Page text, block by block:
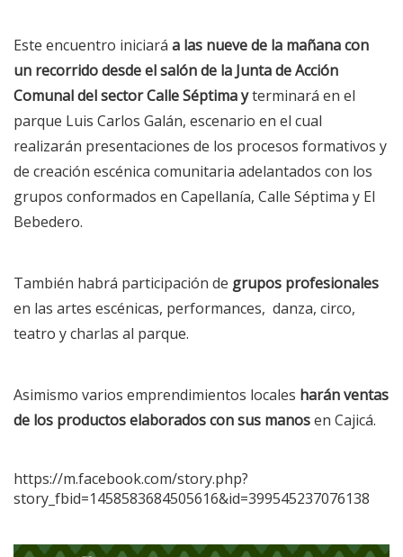
Este encuentro iniciará a las nueve de la mañana con
un recorrido desde el salón de la Junta de Acción
Comunal del sector Calle Séptima yterminará en el
parque Luis Carlos Galán, escenario en el cual
realizarán presentaciones de los procesos formativos y
de creación escénica comunitaria adelantados con los
grupos conformados en Capellanía, Calle Séptima y El
Bebedero.
También habrá participación de grupos profesionales
en las artes escénicas, performances, danza, circo,
teatro y charlas al parque.
Asimismo varios emprendimientos locales harán ventas
de los productos elaborados con sus manosen Cajicá.
https://m.facebook.com/story.php?
story_fbid=1458583684505616&id=399545237076138